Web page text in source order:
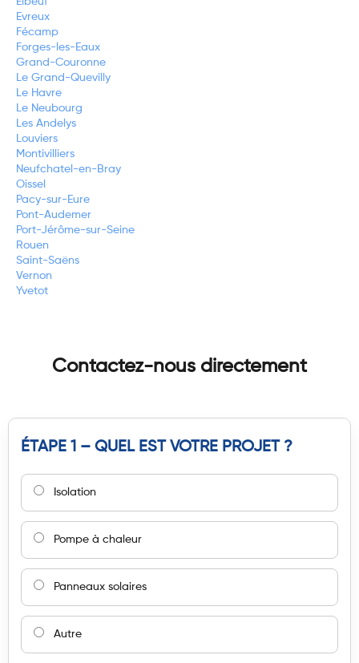
Evreux
Fécamp
Forges-les-Eaux
Grand-Couronne
Le Grand-Quevilly
Le Havre
Le Neubourg
Les Andelys
Louviers
Montivilliers
Neufchatel-en-Bray
Oissel
Pacy-sur-Eure
Pont-Audemer
Port-Jérôme-sur-Seine
Rouen
Saint-Saëns
Vernon
Yvetot
Contactez-nous directement
ÉTAPE 1 – QUEL EST VOTRE PROJET ?
Isolation
Pompe à chaleur
Panneaux solaires
Autre